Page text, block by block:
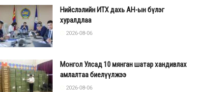
Нийслэлийн ИТХ дахь АН-ын бүлэг
хуралдлаа
2026-08-06
Монгол Улсад 10 мянган шатар хандивлах
амлалтаа биелүүлжээ
2026-08-06